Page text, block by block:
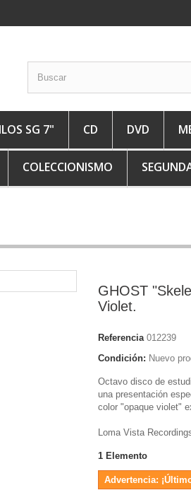
SG 7" CD DVD
COLECCIONISMO
GHOST
Violet.
Referencia 012239
Condición: Nuevo
Octavo disco de
una presentación
color "opaque violet"
Loma Vista
1 Elemento
Advertencia: